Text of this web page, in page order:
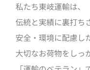
私たち東岐運輸は、
伝統と実績に裏打ち
安全・環境に配慮し
大切なお荷物をしっ